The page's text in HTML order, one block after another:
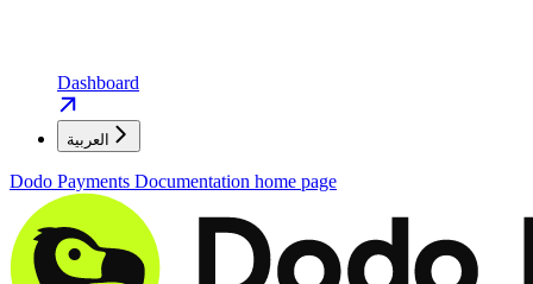
Dashboard
العربية
Dodo Payments Documentation home page